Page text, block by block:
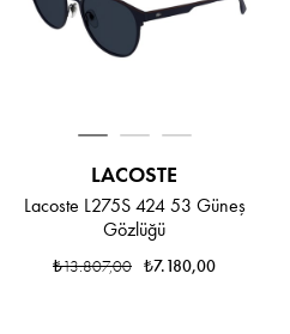
LACOSTE
Lacoste L275S 424 53 Güneş
Gözlüğü
₺7.180,00
₺13.807,00